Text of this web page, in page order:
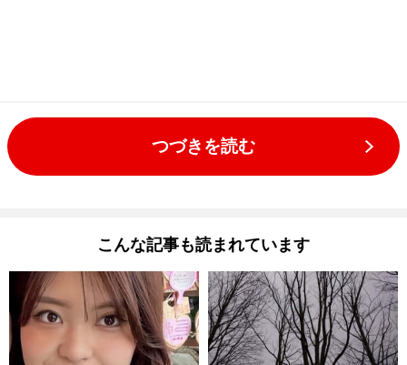
つづきを読む
こんな記事も読まれています